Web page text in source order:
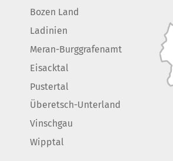
Bozen Land
Ladinien
Meran-Burggrafenamt
Eisacktal
Pustertal
Überetsch-Unterland
Vinschgau
Wipptal